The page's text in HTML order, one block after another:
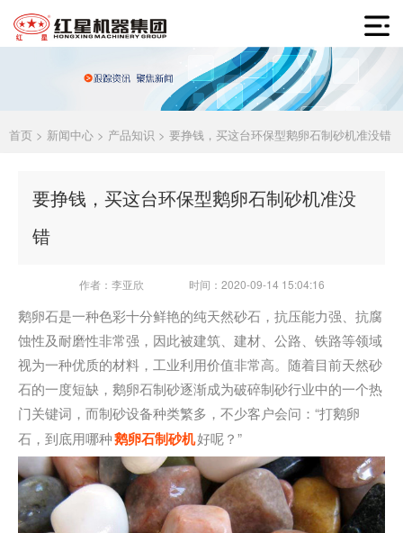
首页 > 新闻中心 > 产品知识 > 要挣钱，买这台环保型鹅卵石制砂机准没错
要挣钱，买这台环保型鹅卵石制砂机准没
错
作者：李亚欣 时间：2020-09-14 15:04:16
鹅卵石是一种色彩十分鲜艳的纯天然砂石，抗压能力强、抗腐
蚀性及耐磨性非常强，因此被建筑、建材、公路、铁路等领域
视为一种优质的材料，工业利用价值非常高。随着目前天然砂
石的一度短缺，鹅卵石制砂逐渐成为破碎制砂行业中的一个热
门关键词，而制砂设备种类繁多，不少客户会问：“打鹅卵
石，到底用哪种鹅卵石制砂机好呢？”